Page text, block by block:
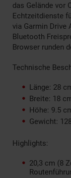
das Gelände vor
Echtzeitdienste
via Garmin Drive
Bluetooth
Browser runden
Technische
Länge: 28
Breite: 18
Höhe: 9.5
Gewicht:
Highlights:
20,3 cm (8